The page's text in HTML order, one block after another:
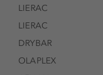
LIERAC
LIERAC
DRYBAR
OLAPLEX